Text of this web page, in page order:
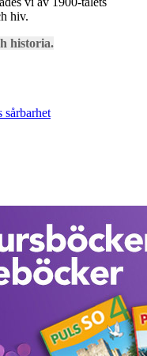
hiv.
historia.
sårbarhet